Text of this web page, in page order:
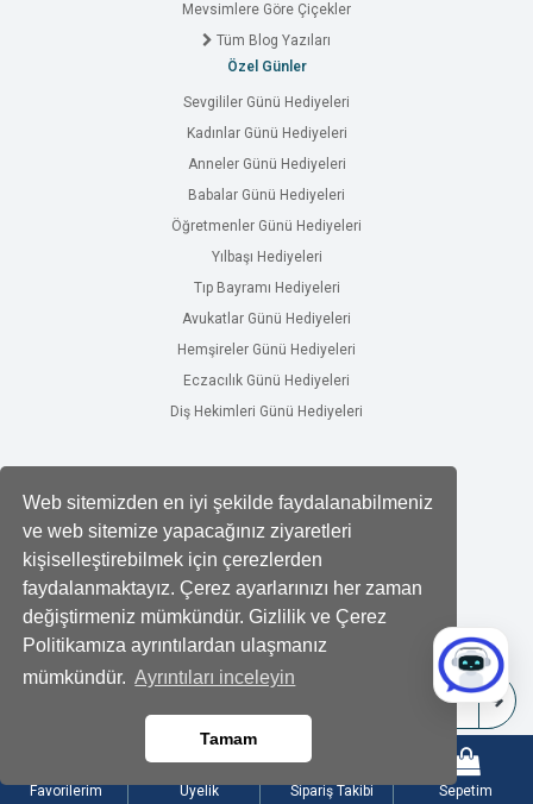
Web sitemizden en iyi şekilde faydalanabilmeniz
ve web sitemize yapacağınız ziyaretleri
kişiselleştirebilmek için çerezlerden
faydalanmaktayız. Çerez ayarlarınızı her zaman
değiştirmeniz mümkündür. Gizlilik ve Çerez
Politikamıza ayrıntılardan ulaşmanız
mümkündür. Ayrıntıları inceleyin
Tamam
Mevsimlere Göre Çiçekler
Tüm Blog Yazıları
Özel Günler
Sevgililer Günü Hediyeleri
Kadınlar Günü Hediyeleri
Anneler Günü Hediyeleri
Babalar Günü Hediyeleri
Öğretmenler Günü Hediyeleri
Yılbaşı Hediyeleri
Tıp Bayramı Hediyeleri
Avukatlar Günü Hediyeleri
Hemşireler Günü Hediyeleri
Eczacılık Günü Hediyeleri
Diş Hekimleri Günü Hediyeleri
Facebook
Twitter
Instagram
Bizden Haberdar Olun.
Favorilerim Üyelik Sipariş Takibi Sepetim